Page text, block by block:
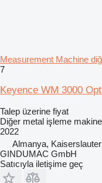
Measurement Machine
7
Keyence WM 3000
Talep üzerine fiyat
Diğer metal işleme
2022
Almanya,
GINDUMAC GmbH
Satıcıyla iletişime geç